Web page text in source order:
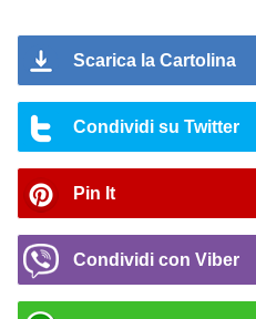
Scarica la Cartolina
Condividi su Twitter
Pin It
Condividi con Viber